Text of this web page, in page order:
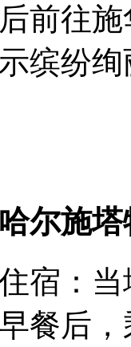
前往
缤纷
尔施
宿：
餐后